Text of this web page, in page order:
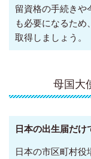
留資格の手続きや
も必要になるた
取得しましょう。
母国大
日本の出生届だけ
日本の市区町村役